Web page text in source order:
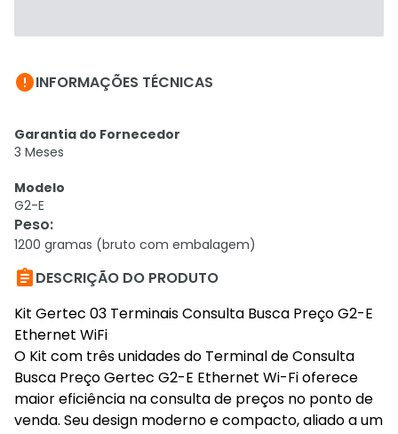
INFORMAÇÕES TÉCNICAS
Garantia do Fornecedor
3 Meses
Modelo
G2-E
Peso:
1200 gramas (bruto com embalagem)
DESCRIÇÃO DO PRODUTO
Kit Gertec 03 Terminais Consulta Busca Preço G2-E
Ethernet WiFi
O Kit com três unidades do Terminal de Consulta
Busca Preço Gertec G2-E Ethernet Wi-Fi oferece
maior eficiência na consulta de preços no ponto de
venda. Seu design moderno e compacto, aliado a um